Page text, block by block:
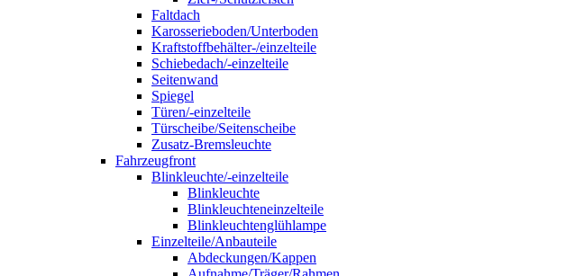
Faltdach
Karosserieboden/Unterboden
Kraftstoffbehälter-/einzelteile
Schiebedach/-einzelteile
Seitenwand
Spiegel
Türen/-einzelteile
Türscheibe/Seitenscheibe
Zusatz-Bremsleuchte
Fahrzeugfront
Blinkleuchte/-einzelteile
Blinkleuchte
Blinkleuchteneinzelteile
Blinkleuchtenglühlampe
Einzelteile/Anbauteile
Abdeckungen/Kappen